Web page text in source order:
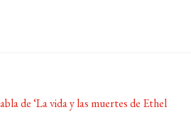
de ‘La vida y las muertes de Ethel